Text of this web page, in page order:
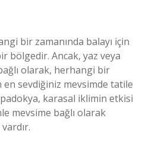
bir zamanında balayı için
bölgedir. Ancak, yaz veya
olarak, herhangi bir
sevdiğiniz mevsimde tatile
karasal iklimin etkisi
mevsime bağlı olarak